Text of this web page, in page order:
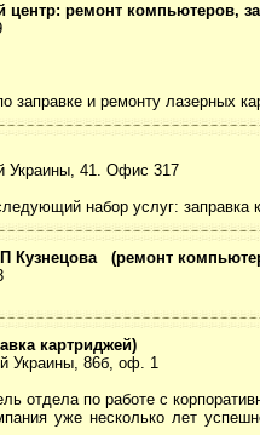
ремонт компьютеров,
заправке и ремонту лазерных
Украины, 41. Офис 317
набор услуг: заправка
Кузнецова (ремонт
картриджей)
Украины, 86б, оф. 1
отдела по работе с
уже несколько лет